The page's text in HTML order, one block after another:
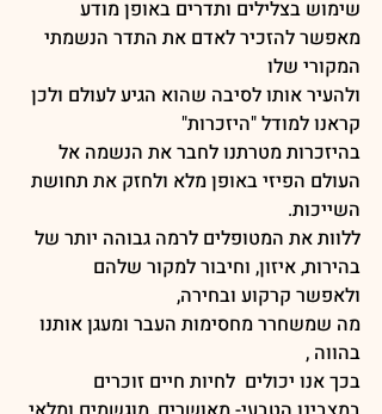
שימוש בצלילים ותדרים באופן מודע
מאפשר להזכיר לאדם את התדר הנשמתי
המקורי שלו
ולהעיר אותו לסיבה שהוא הגיע לעולם ולכן
קראנו למודל "היזכרות"
בהיזכרות מטרתנו לחבר את הנשמה אל
העולם הפיזי באופן מלא ולחזק את תחושת
השייכות.
ללוות את המטופלים לרמה גבוהה יותר של
בהירות, איזון, וחיבור למקור שלהם
ולאפשר קרקוע ובחירה,
מה שמשחרר מחסימות העבר ומעגן אותנו
בהווה ,
בכך אנו יכולים  לחיות חיים זוכרים